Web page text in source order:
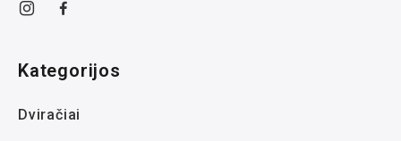
Kategorijos
Dviračiai